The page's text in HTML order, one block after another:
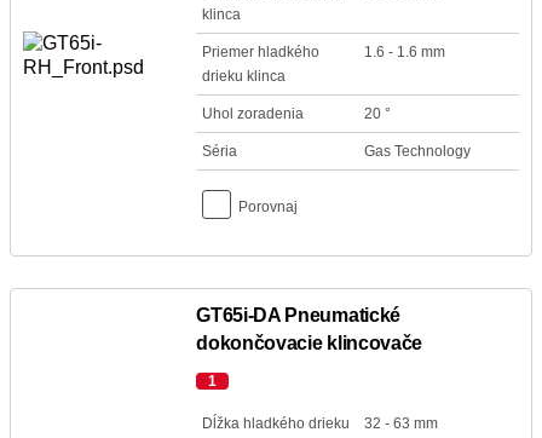
klinca
Priemer hladkého
drieku klinca
1.6 - 1.6 mm
Uhol zoradenia 20 °
Séria Gas Technology
Porovnaj
GT65i-DA Pneumatické
dokončovacie klincovače
1
Dĺžka hladkého drieku
32 - 63 mm